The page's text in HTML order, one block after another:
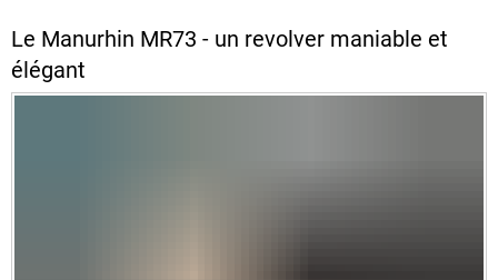
Le Manurhin MR73 - un revolver maniable et
élégant